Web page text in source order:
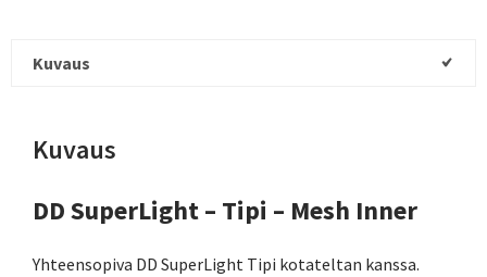
Kuvaus
Kuvaus
DD SuperLight – Tipi – Mesh Inner
Yhteensopiva DD SuperLight Tipi kotateltan kanssa.